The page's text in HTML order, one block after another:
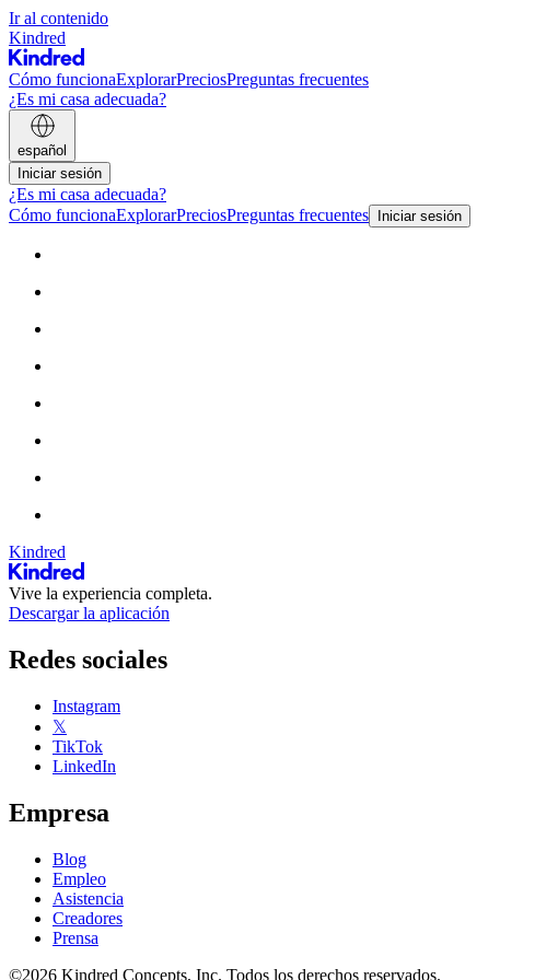
Ir al contenido
Kindred
Cómo funcionaExplorarPreciosPreguntas frecuentes
¿Es mi casa adecuada?
español
Iniciar sesión
¿Es mi casa adecuada?
Cómo funcionaExplorarPreciosPreguntas frecuentes Iniciar sesión
Kindred
Vive la experiencia completa.
Descargar la aplicación
Redes sociales
Instagram
𝕏
TikTok
LinkedIn
Empresa
Blog
Empleo
Asistencia
Creadores
Prensa
©2026 Kindred Concepts, Inc. Todos los derechos reservados.